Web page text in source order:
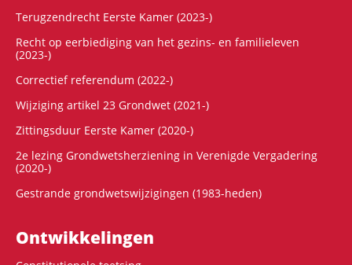
Terugzendrecht Eerste Kamer (2023-)
Recht op eerbiediging van het gezins- en familieleven
(2023-)
Correctief referendum (2022-)
Wijziging artikel 23 Grondwet (2021-)
Zittingsduur Eerste Kamer (2020-)
2e lezing Grondwetsherziening in Verenigde Vergadering
(2020-)
Gestrande grondwetswijzigingen (1983-heden)
Ontwikke­lingen